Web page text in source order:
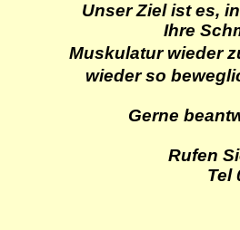
Unser Ziel ist es,
Ihre
Muskulatur wieder
wieder so
Gerne
Rufen
Tel